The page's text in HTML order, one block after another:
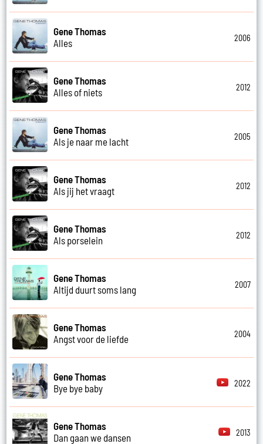
Gene Thomas
Alles
2006
Gene Thomas
Alles of niets
2012
Gene Thomas
Als je naar me lacht
2005
Gene Thomas
Als jij het vraagt
2012
Gene Thomas
Als porselein
2012
Gene Thomas
Altijd duurt soms lang
2007
Gene Thomas
Angst voor de liefde
2004
Gene Thomas
Bye bye baby
2022
Gene Thomas
Dan gaan we dansen
2013